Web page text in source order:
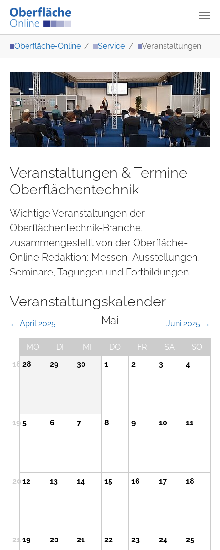
Oberfläche-Online Service Veranstaltungen
Veranstaltungen & Termine
Oberflächentechnik
Wichtige Veranstaltungen der
Oberflächentechnik-Branche,
zusammengestellt von der Oberfläche-
Online Redaktion: Messen, Ausstellungen,
Seminare, Tagungen und Fortbildungen.
Veranstaltungskalender
← April 2025 Mai Juni 2025 →
MO DI MI DO FR SA
SO
18 28 29 30 1 2 3 4
195 6 7 8 9 10 11
2012 13 14 15 16 17 18
2119 20 21 22 23 24 25